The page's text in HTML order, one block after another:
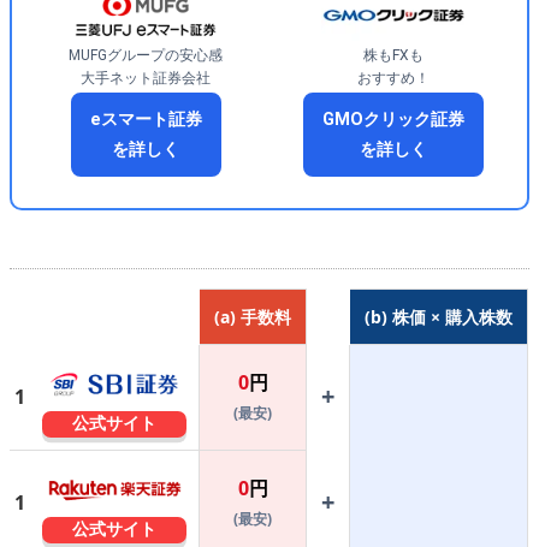
MUFGグループの安心感
大手ネット証券会社
eスマート証券
を詳しく
株もFXも
おすすめ！
GMOクリック証券
を詳しく
(a) 手数料 (b) 株価 × 購入株数
1
公式サイト
0円
(最安)
+
1
公式サイト
0円
(最安)
+